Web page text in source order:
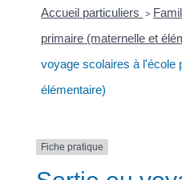
Accueil particuliers >
primaire (maternelle et
voyage scolaires à l'école
élémentaire)
Fiche pratique